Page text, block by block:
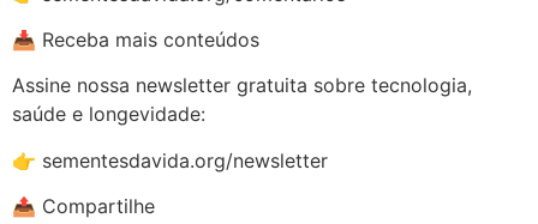
📥 Receba mais conteúdos
Assine nossa newsletter gratuita sobre tecnologia,
saúde e longevidade:
👉 sementesdavida.org/newsletter
📤 Compartilhe